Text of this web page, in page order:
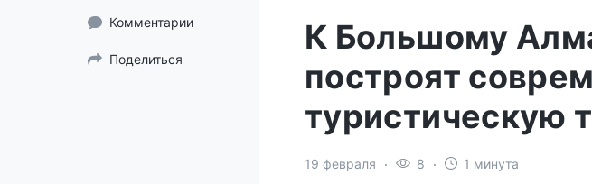
Комментарии
Поделиться
К Большому
построят
туристическую
19 февраля 8 1 минута